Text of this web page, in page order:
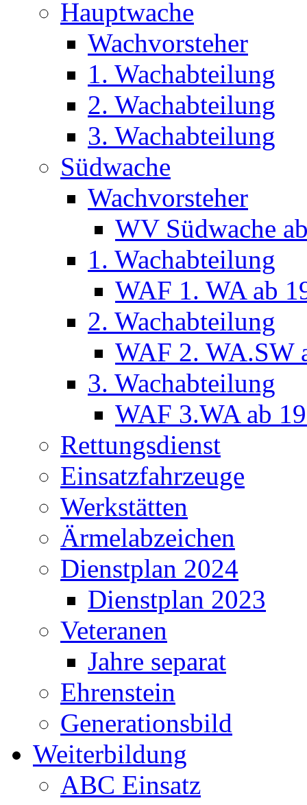
Hauptwache
Wachvorsteher
1. Wachabteilung
2. Wachabteilung
3. Wachabteilung
Südwache
Wachvorsteher
WV Südwache
1. Wachabteilung
WAF 1. WA ab
2. Wachabteilung
WAF 2. WA.SW
3. Wachabteilung
WAF 3.WA ab
Rettungsdienst
Einsatzfahrzeuge
Werkstätten
Ärmelabzeichen
Dienstplan 2024
Dienstplan 2023
Veteranen
Jahre separat
Ehrenstein
Generationsbild
Weiterbildung
ABC Einsatz